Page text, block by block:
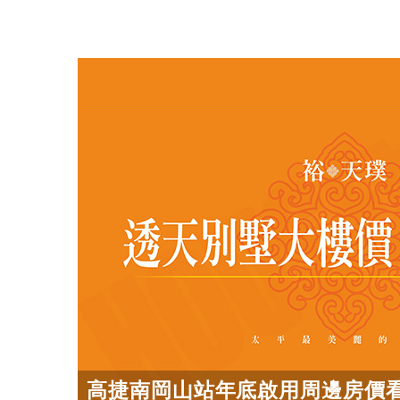
高捷南岡山站年底啟用周邊房價